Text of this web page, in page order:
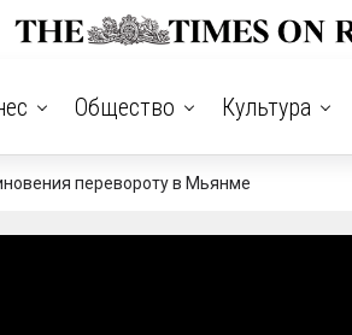
Общество Культура
перевороту в Мьянме